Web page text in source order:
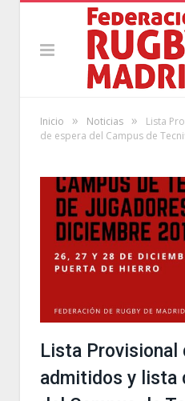
Inicio » Noticias »
Lista
de espera del Campus de
Lista Provisional
admitidos y lista